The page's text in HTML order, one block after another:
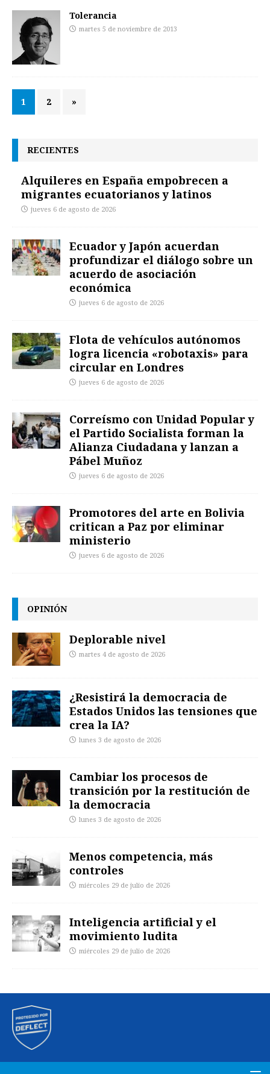
Tolerancia
martes 5 de noviembre de 2013
1 2 »
RECIENTES
Alquileres en España empobrecen a
migrantes ecuatorianos y latinos
jueves 6 de agosto de 2026
Ecuador y Japón acuerdan
profundizar el diálogo sobre un
acuerdo de asociación
económica
jueves 6 de agosto de 2026
Flota de vehículos autónomos
logra licencia «robotaxis» para
circular en Londres
jueves 6 de agosto de 2026
Correísmo con Unidad Popular y
el Partido Socialista forman la
Alianza Ciudadana y lanzan a
Pábel Muñoz
jueves 6 de agosto de 2026
Promotores del arte en Bolivia
critican a Paz por eliminar
ministerio
jueves 6 de agosto de 2026
OPINIÓN
Deplorable nivel
martes 4 de agosto de 2026
¿Resistirá la democracia de
Estados Unidos las tensiones que
crea la IA?
lunes 3 de agosto de 2026
Cambiar los procesos de
transición por la restitución de
la democracia
lunes 3 de agosto de 2026
Menos competencia, más
controles
miércoles 29 de julio de 2026
Inteligencia artificial y el
movimiento ludita
miércoles 29 de julio de 2026